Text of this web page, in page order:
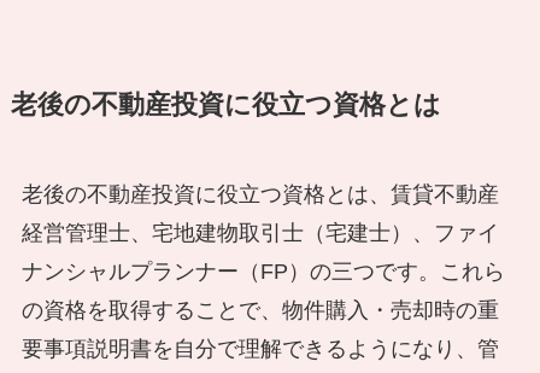
老後の不動産投資に役立つ資格とは
老後の不動産投資に役立つ資格とは、賃貸不動産
経営管理士、宅地建物取引士（宅建士）、ファイ
ナンシャルプランナー（FP）の三つです。これら
の資格を取得することで、物件購入・売却時の重
要事項説明書を自分で理解できるようになり、管